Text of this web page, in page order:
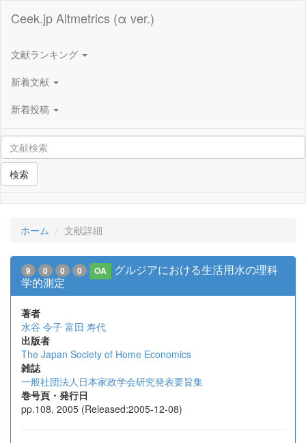
Ceek.jp Altmetrics (α ver.)
文献ランキング
新着文献
新着投稿
検索
ホーム 文献詳細
9 0 0 0 OA
グルジアにおける生活用水の理科
学的測定
著者
水谷 令子 富田 寿代
出版者
The Japan Society of Home Economics
雑誌
一般社団法人日本家政学会研究発表要旨集
巻号頁・発行日
pp.108, 2005 (Released:2005-12-08)